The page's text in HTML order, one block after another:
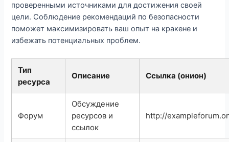
проверенными источниками для достижения своей
цели. Соблюдение рекомендаций по безопасности
поможет максимизировать ваш опыт на кракене и
избежать потенциальных проблем.
Тип
ресурса
Описание Ссылка (онион)
Форум
Обсуждение
ресурсов и
ссылок
http://